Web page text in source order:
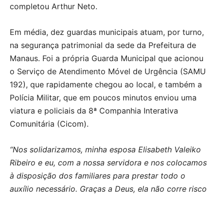
completou Arthur Neto.
Em média, dez guardas municipais atuam, por turno,
na segurança patrimonial da sede da Prefeitura de
Manaus. Foi a própria Guarda Municipal que acionou
o Serviço de Atendimento Móvel de Urgência (SAMU
192), que rapidamente chegou ao local, e também a
Polícia Militar, que em poucos minutos enviou uma
viatura e policiais da 8ª Companhia Interativa
Comunitária (Cicom).
“Nos solidarizamos, minha esposa Elisabeth Valeiko
Ribeiro e eu, com a nossa servidora e nos colocamos
à disposição dos familiares para prestar todo o
auxílio necessário. Graças a Deus, ela não corre risco